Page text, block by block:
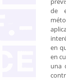
de
en
en
una